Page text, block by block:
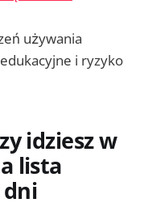
używania
i ryzyko
idziesz w
lista
dni